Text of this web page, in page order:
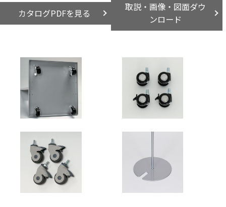
カタログPDFを見る
取説・画像・図面ダウ
ンロード